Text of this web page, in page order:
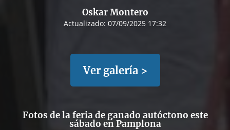
Oskar Montero
Actualizado: 07/09/2025 17:32
Ver galería >
Fotos de la feria de ganado autóctono este
sábado en Pamplona